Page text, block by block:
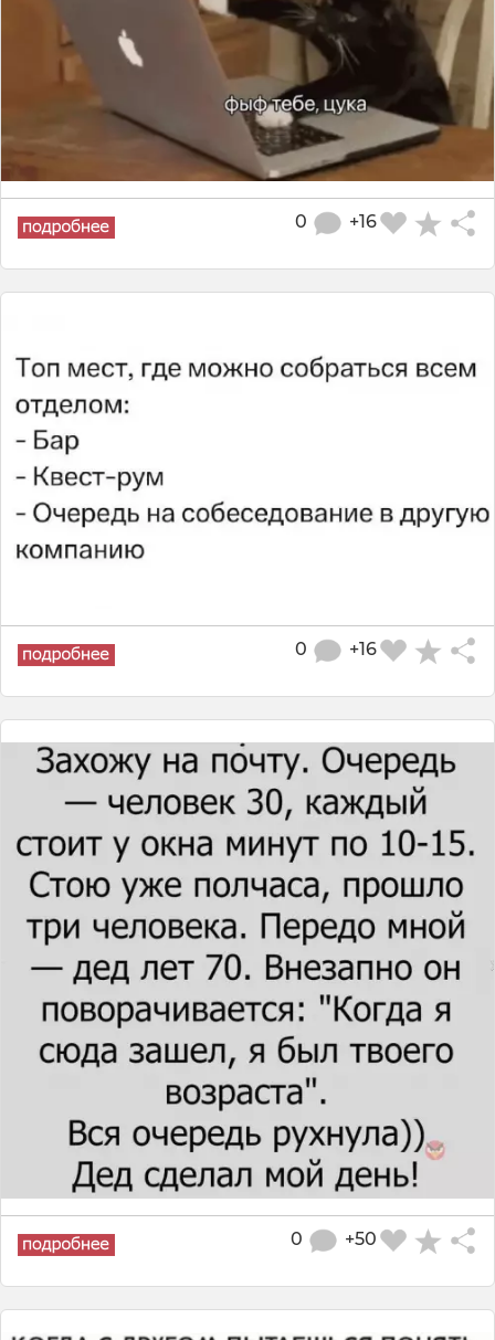
+16
0
+16
0
+50
0